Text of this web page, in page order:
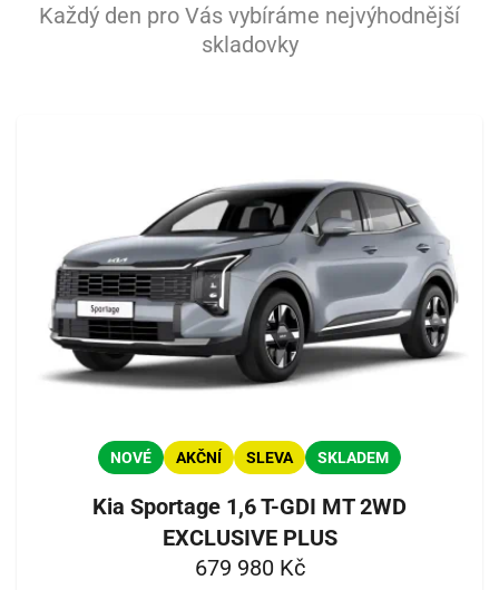
Každý den pro Vás vybíráme nejvýhodnější
skladovky
NOVÉ AKČNÍ SLEVA SKLADEM
Kia Sportage 1,6 T-GDI MT 2WD
EXCLUSIVE PLUS
679 980 Kč